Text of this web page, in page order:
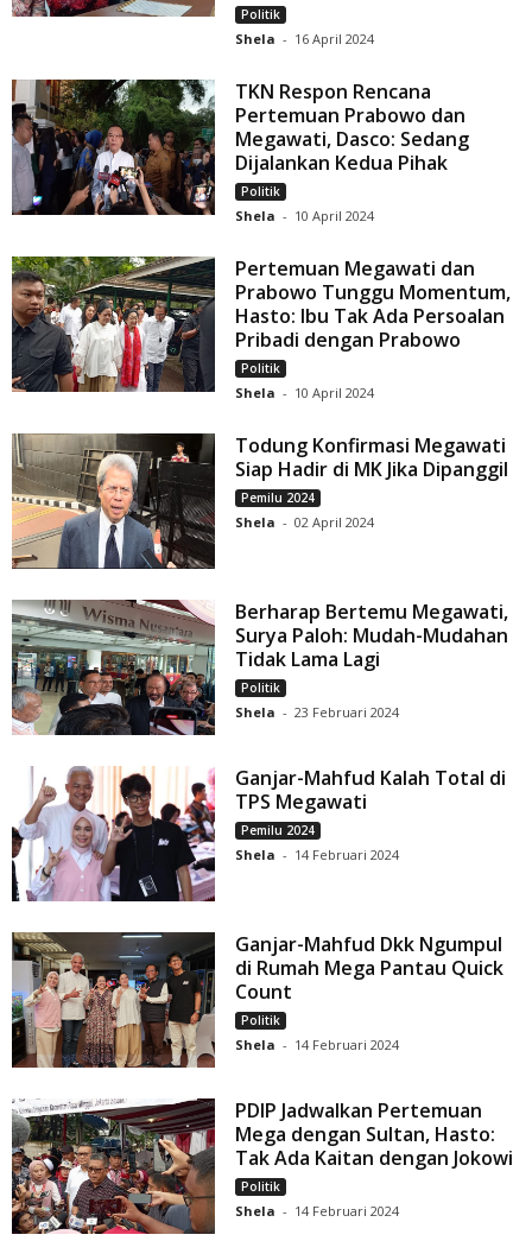
Politik
Shela - 16 April 2024
TKN Respon Rencana
Pertemuan Prabowo dan
Megawati, Dasco: Sedang
Dijalankan Kedua Pihak
Politik
Shela - 10 April 2024
Pertemuan Megawati dan
Prabowo Tunggu Momentum,
Hasto: Ibu Tak Ada Persoalan
Pribadi dengan Prabowo
Politik
Shela - 10 April 2024
Todung Konfirmasi Megawati
Siap Hadir di MK Jika Dipanggil
Pemilu 2024
Shela - 02 April 2024
Berharap Bertemu Megawati,
Surya Paloh: Mudah-Mudahan
Tidak Lama Lagi
Politik
Shela - 23 Februari 2024
Ganjar-Mahfud Kalah Total di
TPS Megawati
Pemilu 2024
Shela - 14 Februari 2024
Ganjar-Mahfud Dkk Ngumpul
di Rumah Mega Pantau Quick
Count
Politik
Shela - 14 Februari 2024
PDIP Jadwalkan Pertemuan
Mega dengan Sultan, Hasto:
Tak Ada Kaitan dengan Jokowi
Politik
Shela - 14 Februari 2024